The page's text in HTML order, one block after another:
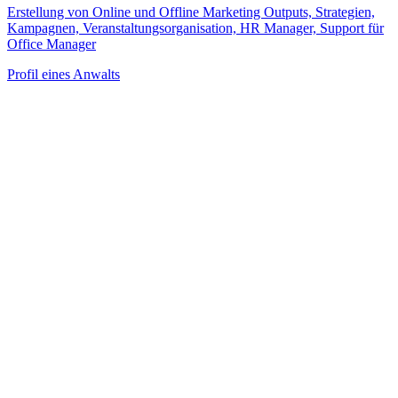
Erstellung von Online und Offline Marketing Outputs, Strategien,
Kampagnen, Veranstaltungsorganisation, HR Manager, Support für
Office Manager
Profil eines Anwalts